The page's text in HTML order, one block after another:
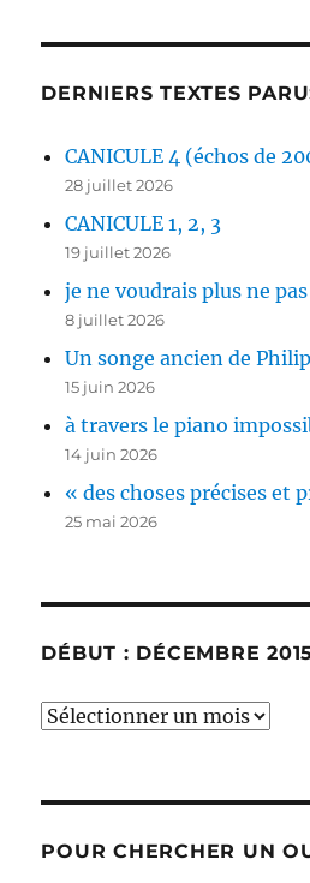
DERNIERS TEXTES
CANICULE 4 (échos de
28 juillet 2026
CANICULE 1, 2, 3
19 juillet 2026
je ne voudrais plus ne
8 juillet 2026
Un songe ancien de
15 juin 2026
à travers le piano
14 juin 2026
« des choses précises et
25 mai 2026
DÉBUT : DÉCEMBRE 2015
début
POUR CHERCHER UN